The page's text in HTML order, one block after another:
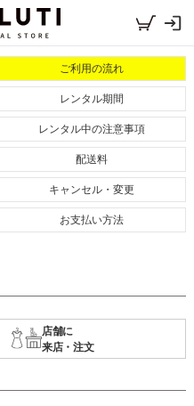
ご利用の流れ
レンタル期間
レンタル中の注意事項
配送料
キャンセル・変更
お支払い方法
店舗に
来店・注文